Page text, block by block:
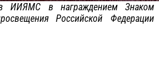
ИИЯМС в награждением Знаком
Российской Федерации